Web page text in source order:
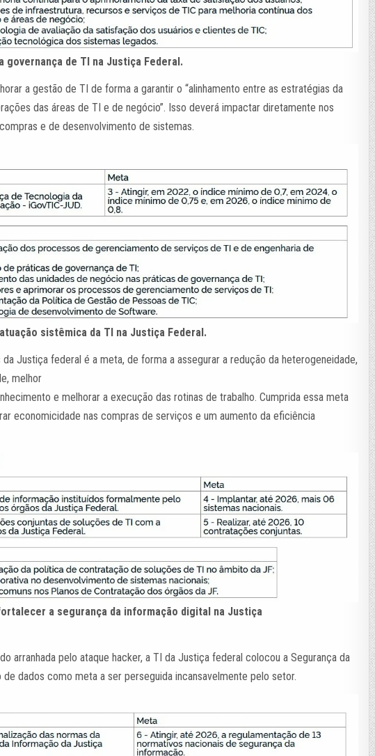
governança de TI na Justiça Federal.
a gestão de TI de forma a garantir o “alinhamento entre as estratégias da
das áreas de TI e de negócio”. Isso deverá impactar diretamente nos
e de desenvolvimento de sistemas.
sistêmica da TI na Justiça Federal.
Justiça federal é a meta, de forma a assegurar a redução da heterogeneidade,
melhor
e melhorar a execução das rotinas de trabalho. Cumprida essa meta
economicidade nas compras de serviços e um aumento da eficiência
a segurança da informação digital na Justiça
arranhada pelo ataque hacker, a TI da Justiça federal colocou a Segurança da
dados como meta a ser perseguida incansavelmente pelo setor.